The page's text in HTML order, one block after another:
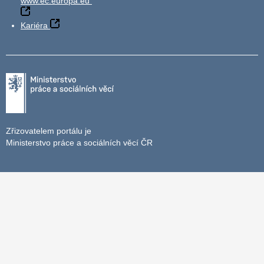
Kariéra
Zřizovatelem portálu je
Ministerstvo práce a sociálních věcí ČR